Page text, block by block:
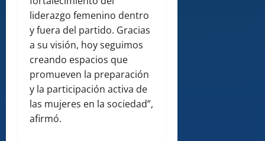
liderazgo femenino dentro
y fuera del partido. Gracias
a su visión, hoy seguimos
creando espacios que
promueven la preparación
y la participación activa de
las mujeres en la sociedad”,
afirmó.